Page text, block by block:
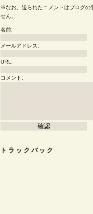
※なお、送られたコメントはブログの
せん。
名前:
メールアドレス:
URL:
コメント:
トラックバック